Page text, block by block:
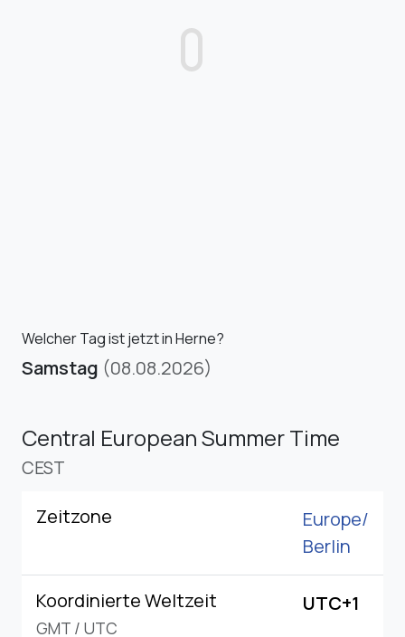
Welcher Tag ist jetzt in Herne?
Samstag (08.08.2026)
Central European Summer Time
CEST
Zeitzone
Europe/
Berlin
Koordinierte Weltzeit
GMT / UTC
UTC+1